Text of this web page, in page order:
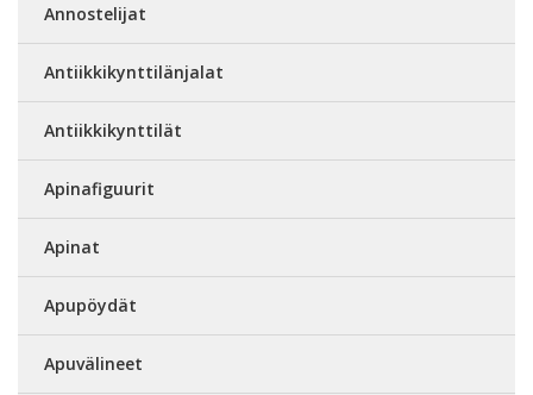
Annostelijat
Antiikkikynttilänjalat
Antiikkikynttilät
Apinafiguurit
Apinat
Apupöydät
Apuvälineet